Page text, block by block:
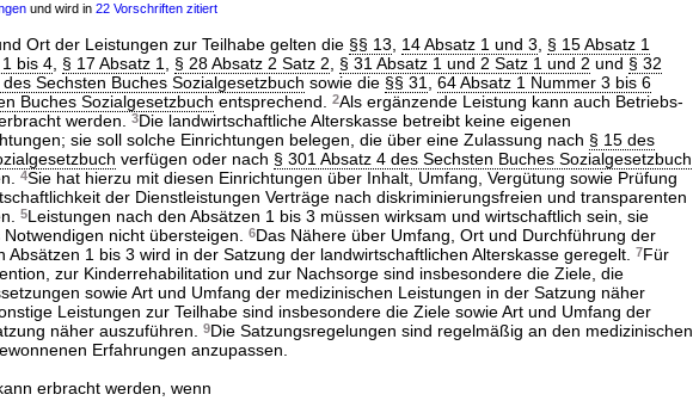
und wird in 22 Vorschriften zitiert
Ort der Leistungen zur Teilhabe gelten die §§ 13 14 Absatz 1 und 3
§ 15 Absatz 1
bis 4 § 17 Absatz 1 § 28 Absatz 2 Satz 2 § 31 Absatz 1 und 2 Satz 1 und 2 und § 32
Sechsten Buches Sozialgesetzbuch sowie die §§ 31
64 Absatz 1 Nummer 3 bis 6
Buches Sozialgesetzbuch entsprechend. 2Als ergänzende Leistung kann auch Betriebs-
werden.
3Die landwirtschaftliche Alterskasse betreibt keine eigenen
sie soll solche Einrichtungen belegen, die über eine Zulassung nach § 15 des
verfügen oder nach § 301 Absatz 4 des Sechsten Buches Sozialgesetzbuch
4Sie hat hierzu mit diesen Einrichtungen über Inhalt, Umfang, Vergütung sowie Prüfung
der Dienstleistungen Verträge nach diskriminierungsfreien und transparenten
5Leistungen nach den Absätzen 1 bis 3 müssen wirksam und wirtschaftlich sein, sie
nicht übersteigen.
6Das Nähere über Umfang, Ort und Durchführung der
Absätzen 1 bis 3 wird in der Satzung der landwirtschaftlichen Alterskasse geregelt.
7Für
zur Kinderrehabilitation und zur Nachsorge sind insbesondere die Ziele, die
sowie Art und Umfang der medizinischen Leistungen in der Satzung näher
Leistungen zur Teilhabe sind insbesondere die Ziele sowie Art und Umfang der
näher auszuführen.
9Die Satzungsregelungen sind regelmäßig an den medizinischen
Erfahrungen anzupassen.
erbracht werden, wenn